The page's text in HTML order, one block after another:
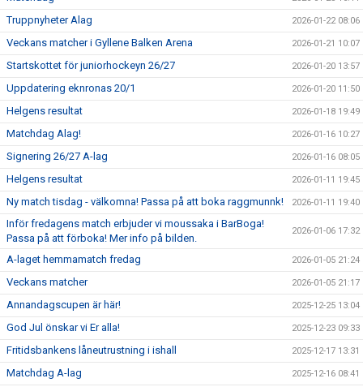
Truppnyheter Alag 2026-01-22 08:06
Veckans matcher i Gyllene Balken Arena 2026-01-21 10:07
Startskottet för juniorhockeyn 26/27 2026-01-20 13:57
Uppdatering eknronas 20/1 2026-01-20 11:50
Helgens resultat 2026-01-18 19:49
Matchdag Alag! 2026-01-16 10:27
Signering 26/27 A-lag 2026-01-16 08:05
Helgens resultat 2026-01-11 19:45
Ny match tisdag - välkomna! Passa på att boka raggmunnk! 2026-01-11 19:40
Inför fredagens match erbjuder vi moussaka i BarBoga!
Passa på att förboka! Mer info på bilden.
2026-01-06 17:32
A-laget hemmamatch fredag 2026-01-05 21:24
Veckans matcher 2026-01-05 21:17
Annandagscupen är här! 2025-12-25 13:04
God Jul önskar vi Er alla! 2025-12-23 09:33
Fritidsbankens låneutrustning i ishall 2025-12-17 13:31
Matchdag A-lag 2025-12-16 08:41